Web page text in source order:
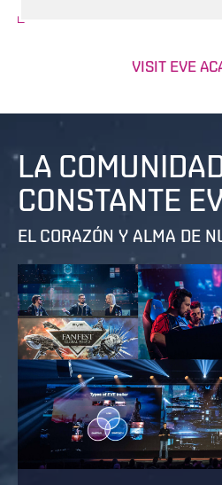
VISIT EVE
LA
CONSTANTE
EL CORAZÓN Y ALMA DE